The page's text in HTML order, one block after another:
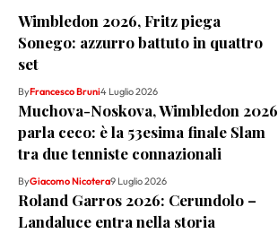
Wimbledon 2026, Fritz piega
Sonego: azzurro battuto in quattro
set
ByFrancesco Bruni4 Luglio 2026
Muchova-Noskova, Wimbledon 2026
parla ceco: è la 53esima finale Slam
tra due tenniste connazionali
ByGiacomo Nicotera9 Luglio 2026
Roland Garros 2026: Cerundolo –
Landaluce entra nella storia